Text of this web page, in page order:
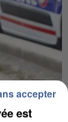
est
accepter